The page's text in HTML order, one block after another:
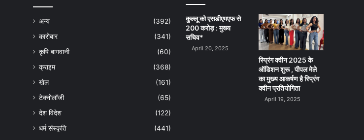
अन्य
(392)
कारोबार
(341)
कृषि बागवानी
(60)
क्राइम
(368)
खेल
(161)
टेक्नोलॉजी
(65)
देश विदेश
(122)
धर्म संस्कृति
(441)
कुल्लू को एसडीएमएफ से
200 करोड़ : मुख्य
सचिव*
April 20, 2025
स्प्रिंग क्वीन 2025 के
ऑडिशन शुरू , पीपल मेले
का मुख्य आकर्षण है स्प्रिंग
क्वीन प्रतियोगिता
April 19, 2025